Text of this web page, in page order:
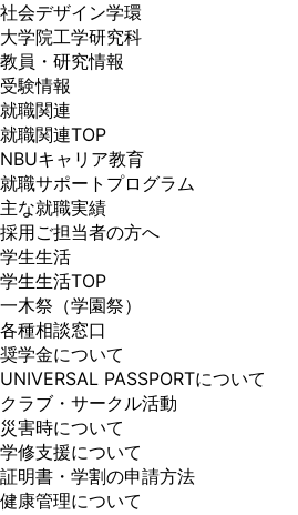
社会デザイン学環
大学院工学研究科
教員・研究情報
受験情報
就職関連
就職関連TOP
NBUキャリア教育
就職サポートプログラム
主な就職実績
採用ご担当者の方へ
学生生活
学生生活TOP
一木祭（学園祭）
各種相談窓口
奨学金について
UNIVERSAL PASSPORTについて
クラブ・サークル活動
災害時について
学修支援について
証明書・学割の申請方法
健康管理について